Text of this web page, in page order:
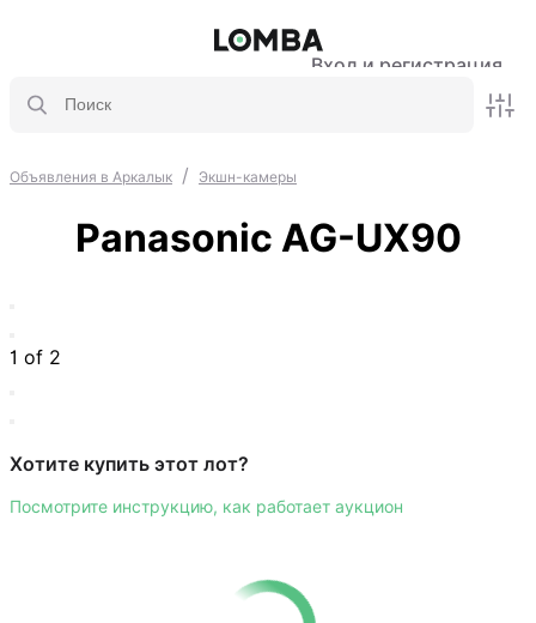
Вход и регистрация
Объявления в Аркалык / Экшн-камеры
Panasonic AG-UX90
1 of 2
Хотите купить этот лот?
Посмотрите инструкцию, как работает аукцион